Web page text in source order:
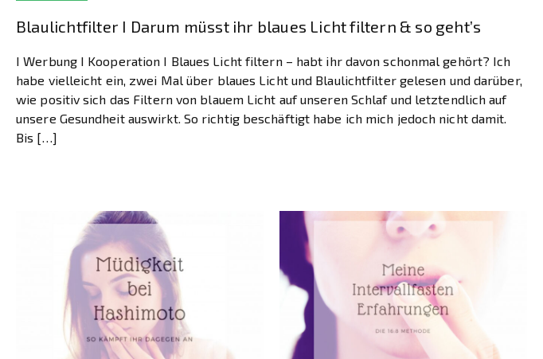
Blaulichtfilter I Darum müsst ihr blaues Licht filtern & so geht’s
I Werbung I Kooperation I Blaues Licht filtern – habt ihr davon schonmal gehört? Ich
habe vielleicht ein, zwei Mal über blaues Licht und Blaulichtfilter gelesen und darüber,
wie positiv sich das Filtern von blauem Licht auf unseren Schlaf und letztendlich auf
unsere Gesundheit auswirkt. So richtig beschäftigt habe ich mich jedoch nicht damit.
Bis […]